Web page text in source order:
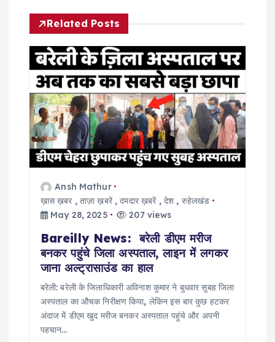
a
v
g
a
t
Related Posts
Ansh Mathur
ख़ास ख़बर ,ताज़ा ख़बरें,दमदार ख़बरें , देश , रुहेलखंड
May 28, 2025
207 views
Bareilly News: बरेली डीएम मरीज
बनकर पहुंचे जिला अस्पताल, लाइन में लगकर
जाना अल्ट्रासाउंड का हाल
बरेली: बरेली के जिलाधिकारी अविनाश कुमार ने बुधवार सुबह जिला
अस्पताल का औचक निरीक्षण किया, लेकिन इस बार कुछ हटकर
अंदाज में डीएम खुद मरीज बनकर अस्पताल पहुंचे और अपनी
पहचान…